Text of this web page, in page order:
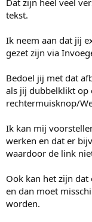
Dat zijn heel veel
tekst.
Ik neem aan dat jij
gezet zijn via
Bedoel jij met dat
als jij dubbelklikt op
rechtermuisknop/
Ik kan mij
werken en dat er
waardoor de link
Ook kan het zijn
en dan moet
worden.